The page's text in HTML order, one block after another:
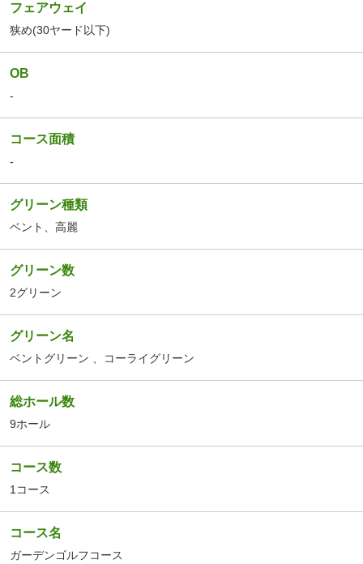
フェアウェイ
狭め(30ヤード以下)
OB
-
コース面積
-
グリーン種類
ベント、 高麗
グリーン数
2グリーン
グリーン名
ベントグリーン 、コーライグリーン
総ホール数
9ホール
コース数
1コース
コース名
ガーデンゴルフコース